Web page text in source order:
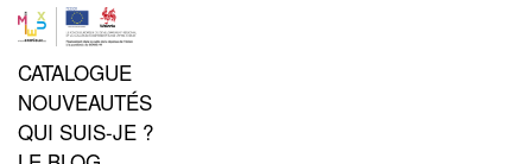
CATALOGUE
NOUVEAUTÉS
QUI SUIS-JE ?